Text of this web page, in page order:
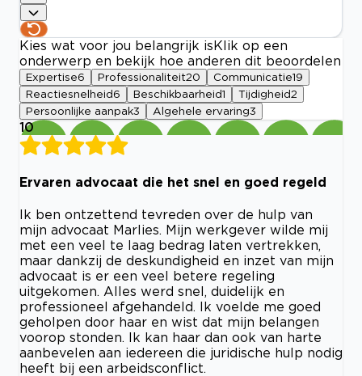
Kies wat voor jou belangrijk is Klik op een
onderwerp en bekijk hoe anderen dit beoordelen
Expertise6 Professionaliteit20 Communicatie19
Reactiesnelheid 6 Beschikbaarheid1 Tijdigheid2
Persoonlijke aanpak3 Algehele ervaring3
10
Ervaren advocaat die het snel en goed regeld
Ik ben ontzettend tevreden over de hulp van
mijn advocaat Marlies. Mijn werkgever wilde mij
met een veel te laag bedrag laten vertrekken,
maar dankzij de deskundigheid en inzet van mijn
advocaat is er een veel betere regeling
uitgekomen. Alles werd snel, duidelijk en
professioneel afgehandeld. Ik voelde me goed
geholpen door haar en wist dat mijn belangen
voorop stonden. Ik kan haar dan ook van harte
aanbevelen aan iedereen die juridische hulp nodig
heeft bij een arbeidsconflict.